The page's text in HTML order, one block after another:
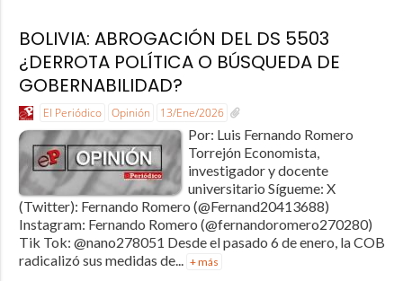
BOLIVIA: ABROGACIÓN DEL DS 5503
¿DERROTA POLÍTICA O BÚSQUEDA DE
GOBERNABILIDAD?
El Periódico Opinión 13/Ene/2026
Por: Luis Fernando Romero
Torrejón Economista,
investigador y docente
universitario Sígueme: X
(Twitter): Fernando Romero (@Fernand20413688)
Instagram: Fernando Romero (@fernandoromero270280)
Tik Tok: @nano278051 Desde el pasado 6 de enero, la COB
radicalizó sus medidas de... + más